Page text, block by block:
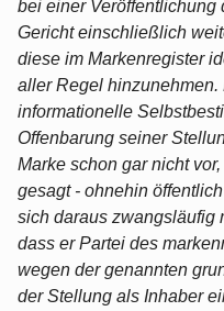
bei einer Veröffentlichung
Gericht einschließlich
diese im Markenregister
aller Regel
informationelle
Offenbarung seiner
Marke schon gar nicht
gesagt - ohnehin
sich daraus zwangsläufig
dass er Partei des
wegen der genannten
der Stellung als Inhaber